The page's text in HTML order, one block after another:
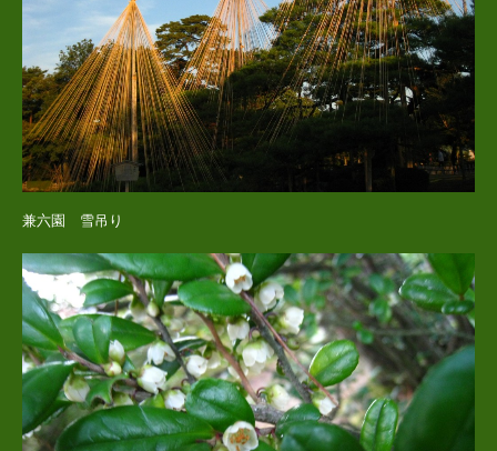
兼六園 雪吊り